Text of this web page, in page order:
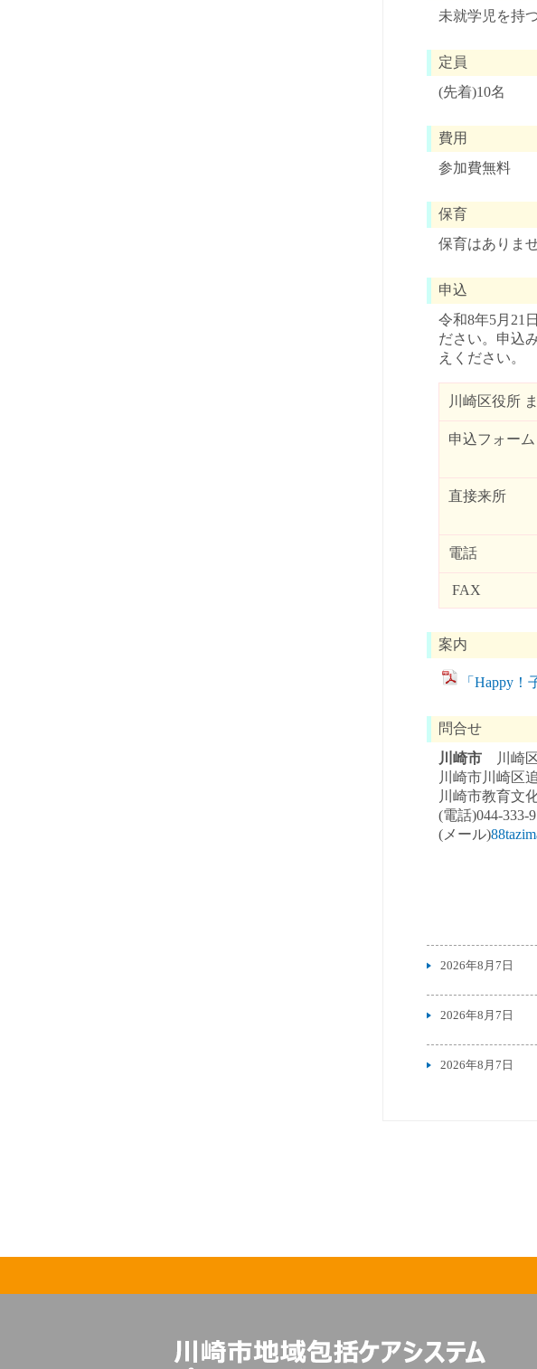
未就学児を持
定員
(先着)10名
費用
参加費無料
保育
保育はありま
申込
令和8年5月21
ださい。申込
えください。
川崎区役所
申込フォーム
直接来所
電話
FAX
案内
「Happy
問合せ
川崎市 川崎区
川崎市川崎区
川崎市教育文
(電話)044-333-
(メール)
2026年8月7日
2026年8月7日
2026年8月7日
2026年8月4日